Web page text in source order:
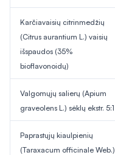
Karčiavaisių citrinmedžių
(Citrus aurantium L.) vaisių
išspaudos (35%
bioflavonoidų)
Valgomųjų salierų (Apium
graveolens L.) sėklų ekstr. 5:1
Paprastųjų kiaulpienių
(Taraxacum officinale Web.)